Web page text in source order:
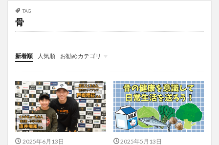
TAG
骨
新着順 人気順
お勧めカテゴリ
投稿
学び
マンガ
電子書籍
2025年6月13日 2025年5月13日